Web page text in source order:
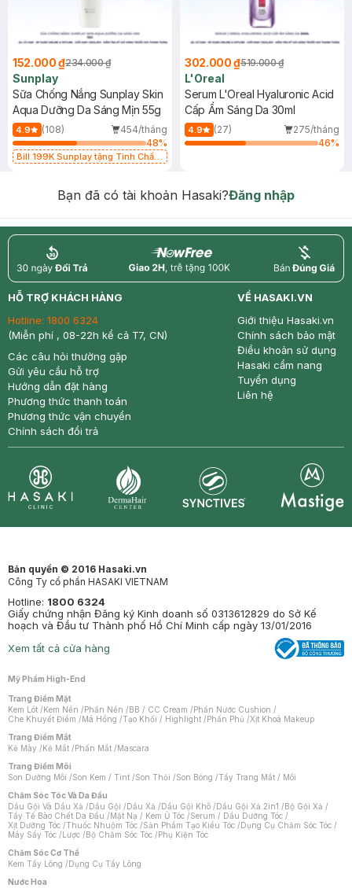
152.000 ₫234.000 ₫
Sunplay
Sữa Chống Nắng Sunplay Skin
Aqua Dưỡng Da Sáng Mịn 55g
4.9 (108)
454/tháng
48%
Bill 199K Sunplay tặng Tinh Chất
302.000 ₫519.000 ₫
L'Oreal
Serum L'Oreal Hyaluronic Acid
Cấp Ẩm Sáng Da 30ml
4.9 (27)
275/tháng
46%
Bạn đã có tài khoản Hasaki?Đăng nhập
return nowfree price
HỖ TRỢ KHÁCH HÀNG
Hotline: 1800 6324
(Miễn phí , 08-22h kể cả T7, CN)
Các câu hỏi thường gặp
Gửi yêu cầu hỗ trợ
Hướng dẫn đặt hàng
Phương thức thanh toán
Phương thức vận chuyển
Chính sách đổi trả
VỀ HASAKI.VN
Giới thiệu Hasaki.vn
Chính sách bảo mật
Điều khoản sử dụng
Hasaki cẩm nang
Tuyển dụng
Liên hệ
Bản quyền © 2016 Hasaki.vn
Công Ty cổ phần HASAKI VIETNAM
Hotline: 1800 6324
Giấy chứng nhận Đăng ký Kinh doanh số 0313612829 do Sở Kế
hoạch và Đầu tư Thành phố Hồ Chí Minh cấp ngày 13/01/2016
Xem tất cả cửa hàng
Mỹ Phẩm High-End
Trang Điểm Mặt
Kem Lót /Kem Nền /Phấn Nền /BB / CC Cream /Phấn Nước Cushion /
Che Khuyết Điểm /Má Hồng /Tạo Khối / Highlight /Phấn Phủ /Xịt Khoá Makeup
Trang Điểm Mắt
Kẻ Mày /Kẻ Mắt /Phấn Mắt /Mascara
Trang Điểm Môi
Son Dưỡng Môi /Son Kem / Tint /Son Thỏi /Son Bóng /Tẩy Trang Mắt / Môi
Chăm Sóc Tóc Và Da Đầu
Dầu Gội Và Dầu Xả /Dầu Gội /Dầu Xả /Dầu Gội Khô /Dầu Gội Xả 2in1 /Bộ Gội Xả /
Tẩy Tế Bào Chết Da Đầu /Mặt Nạ / Kem Ủ Tóc /Serum / Dầu Dưỡng Tóc /
Xịt Dưỡng Tóc /Thuốc Nhuộm Tóc /Sản Phẩm Tạo Kiểu Tóc /Dụng Cụ Chăm Sóc Tóc /
Máy Sấy Tóc /Lược /Bộ Chăm Sóc Tóc /Phụ Kiện Tóc
Chăm Sóc Cơ Thể
Kem Tẩy Lông /Dụng Cụ Tẩy Lông
Nước Hoa